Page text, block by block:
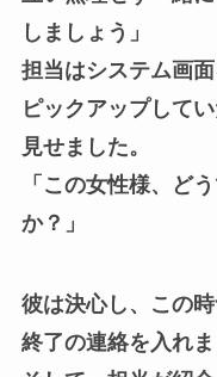
しましょう」
担当はシステム画
ピックアップして
見せました。
「この女性様、ど
か？」
彼は決心し、この
終了の連絡を入れま